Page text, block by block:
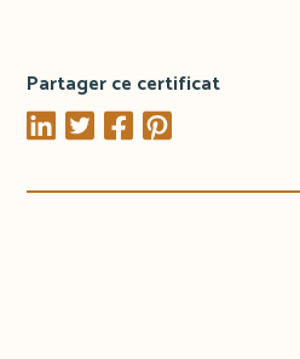
Partager ce certificat